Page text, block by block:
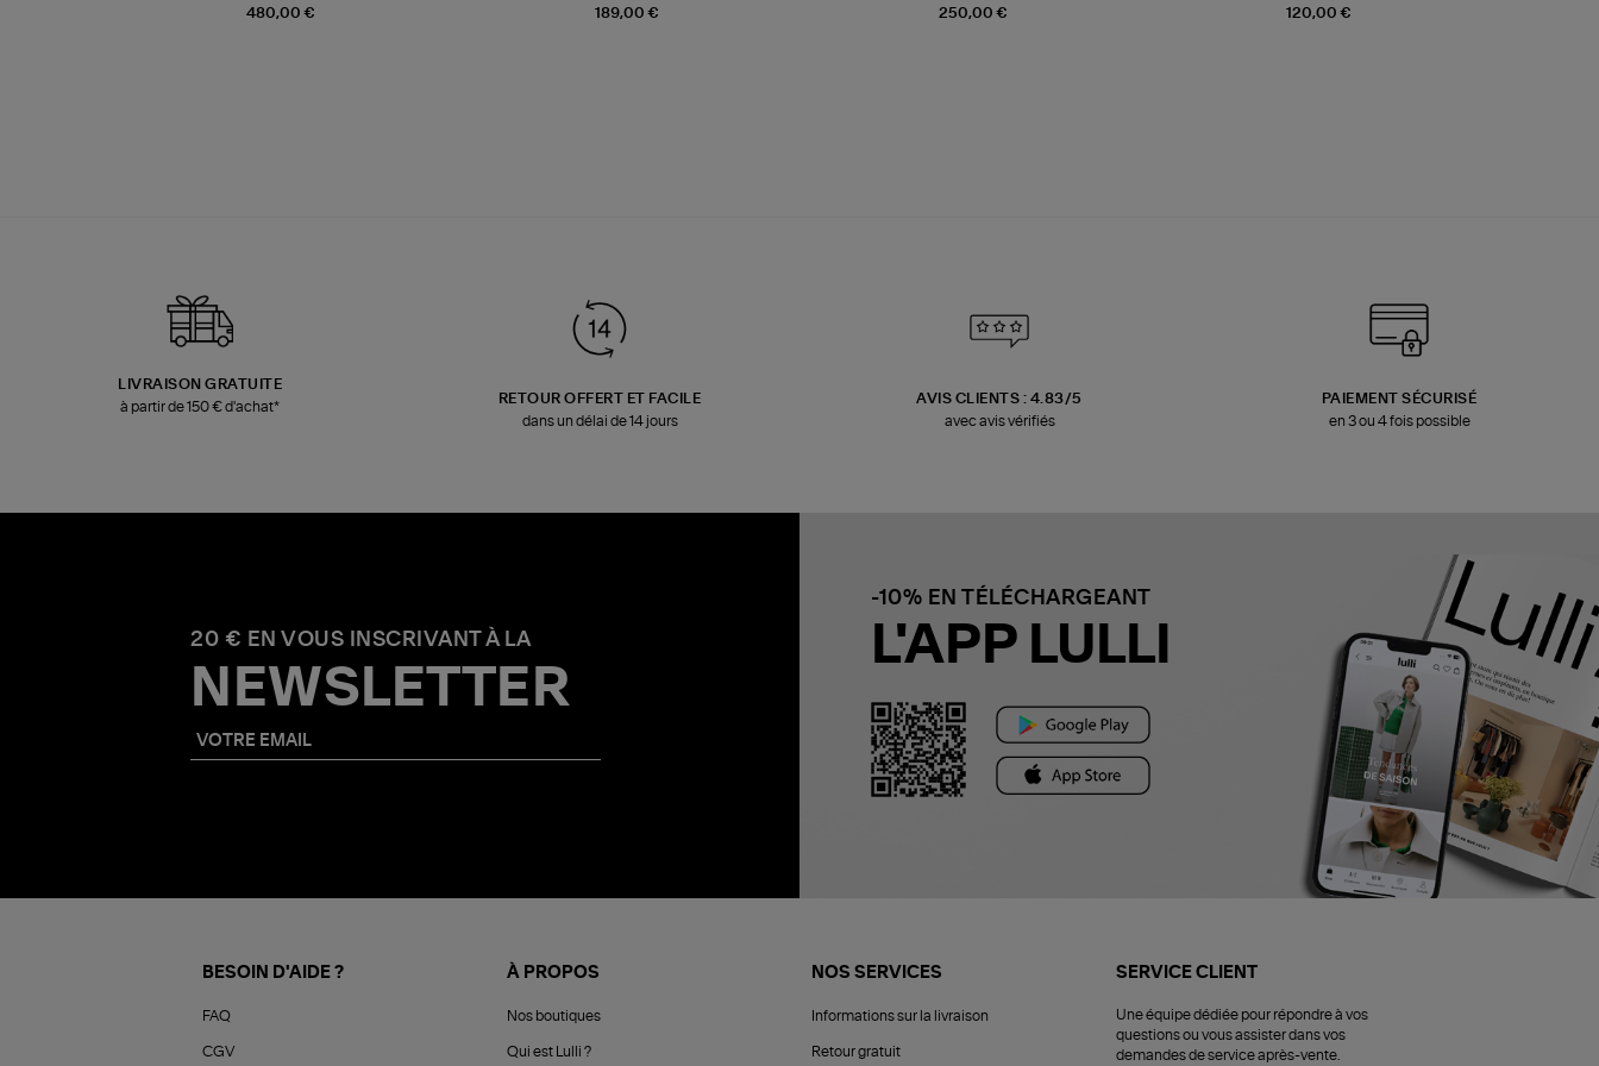
480,00 € 189,00 € 250,00 € 120,00 €
LIVRAISON GRATUITE
à partir de 150 € d'achat*
RETOUR OFFERT ET FACILE
dans un délai de 14 jours
AVIS CLIENTS : 4.83/5
avec avis vérifiés
PAIEMENT SÉCURISÉ
en 3 ou 4 fois possible
20 € EN VOUS INSCRIVANT À LA
NEWSLETTER
-10% EN TÉLÉCHARGEANT
L'APP LULLI
BESOIN D'AIDE ?
FAQ
CGV
À PROPOS
Nos boutiques
Qui est Lulli ?
NOS SERVICES
Informations sur la livraison
Retour gratuit
SERVICE CLIENT
Une équipe dédiée pour répondre à vos
questions ou vous assister dans vos
demandes de service après-vente.